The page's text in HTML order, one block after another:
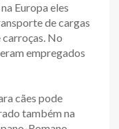
Europa eles
de cargas
carroças. No
empregados
cães pode
também na